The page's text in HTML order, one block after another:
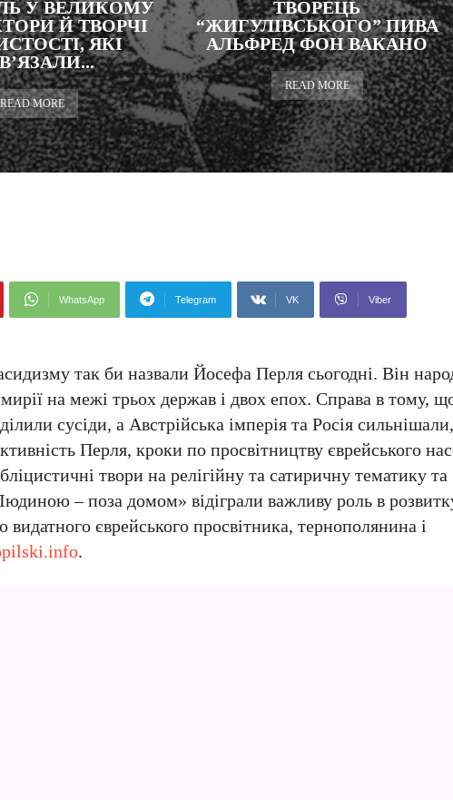
У ВЕЛИКОМУ
Й ТВОРЧІ
ЯКІ
READ MORE
ТВОРЕЦЬ
“ЖИГУЛІВСЬКОГО” ПИВА
АЛЬФРЕД ФОН ВАКАНО
READ MORE
WhatsApp Telegram VK Viber
так би назвали Йосефа Перля сьогодні. Він
на межі трьох держав і двох епох. Справа в тому,
сусіди, а Австрійська імперія та Росія
Перля, кроки по просвітництву єврейського
твори на релігійну та сатиричну тематику та
– поза домом» відіграли важливу роль в
єврейського просвітника, тернополянина і
.